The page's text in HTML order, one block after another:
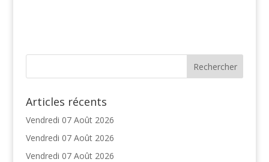
Articles récents
Vendredi 07 Août 2026
Vendredi 07 Août 2026
Vendredi 07 Août 2026